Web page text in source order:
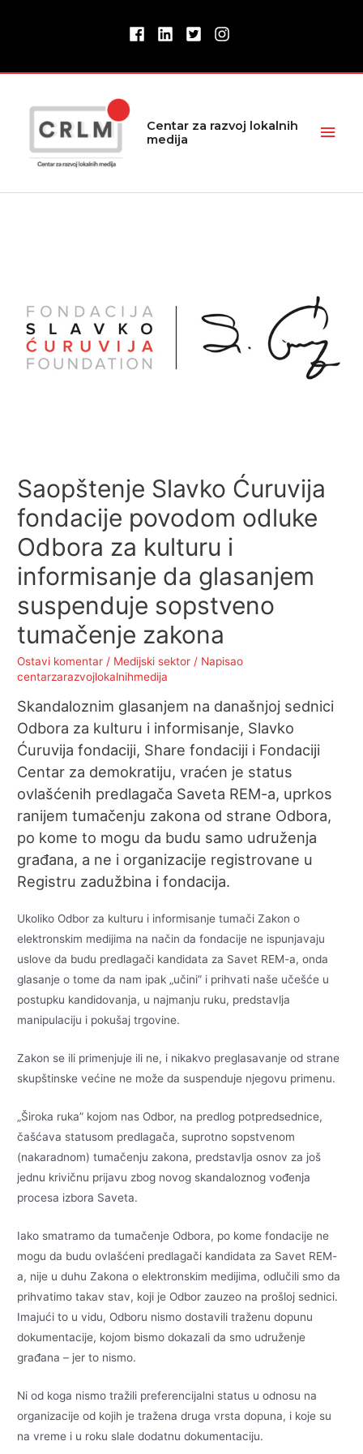
Centar za razvoj lokalnih
medija
Saopštenje Slavko Ćuruvija
fondacije povodom odluke
Odbora za kulturu i
informisanje da glasanjem
suspenduje sopstveno
tumačenje zakona
Ostavi komentar / Medijski sektor / Napisao
centarzarazvojlokalnihmedija
Skandaloznim glasanjem na današnjoj sednici
Odbora za kulturu i informisanje, Slavko
Ćuruvija fondaciji, Share fondaciji i Fondaciji
Centar za demokratiju, vraćen je status
ovlašćenih predlagača Saveta REM-a, uprkos
ranijem tumačenju zakona od strane Odbora,
po kome to mogu da budu samo udruženja
građana, a ne i organizacije registrovane u
Registru zadužbina i fondacija.
Ukoliko Odbor za kulturu i informisanje tumači Zakon o
elektronskim medijima na način da fondacije ne ispunjavaju
uslove da budu predlagači kandidata za Savet REM-a, onda
glasanje o tome da nam ipak „učini” i prihvati naše učešće u
postupku kandidovanja, u najmanju ruku, predstavlja
manipulaciju i pokušaj trgovine.
Zakon se ili primenjuje ili ne, i nikakvo preglasavanje od strane
skupštinske većine ne može da suspenduje njegovu primenu.
„Široka ruka” kojom nas Odbor, na predlog potpredsednice,
čašćava statusom predlagača, suprotno sopstvenom
(nakaradnom) tumačenju zakona, predstavlja osnov za još
jednu krivičnu prijavu zbog novog skandaloznog vođenja
procesa izbora Saveta.
Iako smatramo da tumačenje Odbora, po kome fondacije ne
mogu da budu ovlašćeni predlagači kandidata za Savet REM-
a, nije u duhu Zakona o elektronskim medijima, odlučili smo da
prihvatimo takav stav, koji je Odbor zauzeo na prošloj sednici.
Imajući to u vidu, Odboru nismo dostavili traženu dopunu
dokumentacije, kojom bismo dokazali da smo udruženje
građana – jer to nismo.
Ni od koga nismo tražili preferencijalni status u odnosu na
organizacije od kojih je tražena druga vrsta dopuna, i koje su
na vreme i u roku slale dodatnu dokumentaciju.